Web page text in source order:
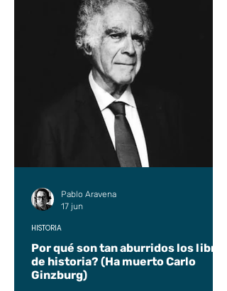
Por qué son tan aburridos los libros
de historia? (Ha muerto Carlo
Ginzburg)
HISTORIA
Pablo Aravena
17 jun